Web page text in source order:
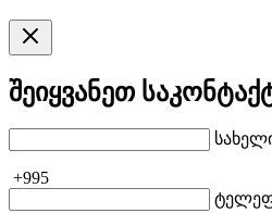
შეიყვანეთ
+995